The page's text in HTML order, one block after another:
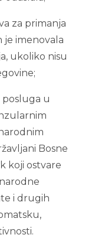
za primanja
je imenovala
ukoliko nisu
posluga u
Bosne
koji ostvare
i drugih